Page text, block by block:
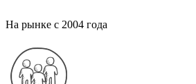
На рынке с 2004 года